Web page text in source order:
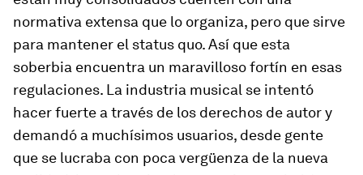
normativa extensa que lo organiza, pero que sirve
para mantener el status quo. Así que esta
soberbia encuentra un maravilloso fortín en esas
regulaciones. La industria musical se intentó
hacer fuerte a través de los derechos de autor y
demandó a muchísimos usuarios, desde gente
que se lucraba con poca vergüenza de la nueva